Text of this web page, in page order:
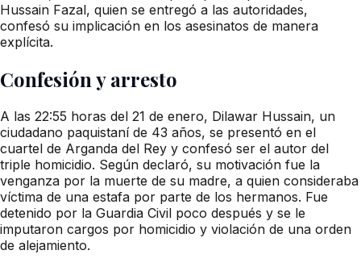
Hussain Fazal, quien se entregó a las autoridades,
confesó su implicación en los asesinatos de manera
explícita.
Confesión y arresto
A las 22:55 horas del 21 de enero, Dilawar Hussain, un
ciudadano paquistaní de 43 años, se presentó en el
cuartel de Arganda del Rey y confesó ser el autor del
triple homicidio. Según declaró, su motivación fue la
venganza por la muerte de su madre, a quien consideraba
víctima de una estafa por parte de los hermanos. Fue
detenido por la Guardia Civil poco después y se le
imputaron cargos por homicidio y violación de una orden
de alejamiento.